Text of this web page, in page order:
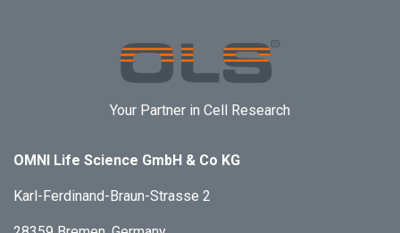
Your Partner in Cell Research
OMNI Life Science GmbH & Co KG
Karl-Ferdinand-Braun-Strasse 2